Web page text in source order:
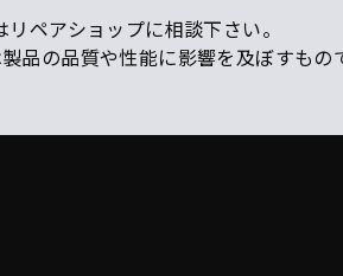
ペアショップに相談下さい。
の品質や性能に影響を及ぼすもの